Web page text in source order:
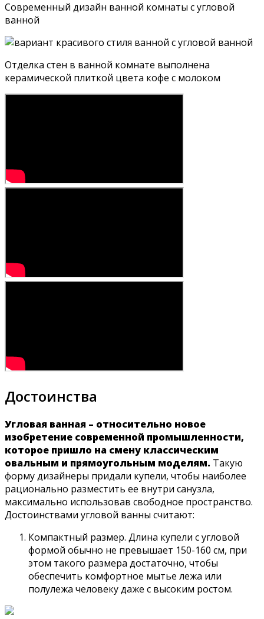
Современный дизайн ванной комнаты с угловой
ванной
Отделка стен в ванной комнате выполнена
керамической плиткой цвета кофе с молоком
Достоинства
Угловая ванная – относительно новое
изобретение современной промышленности,
которое пришло на смену классическим
овальным и прямоугольным моделям. Такую
форму дизайнеры придали купели, чтобы наиболее
рационально разместить ее внутри санузла,
максимально использовав свободное пространство.
Достоинствами угловой ванны считают:
Компактный размер. Длина купели с угловой
формой обычно не превышает 150-160 см, при
этом такого размера достаточно, чтобы
обеспечить комфортное мытье лежа или
полулежа человеку даже с высоким ростом.